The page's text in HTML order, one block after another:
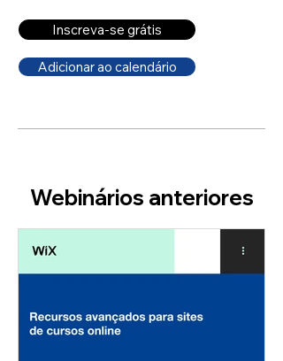
Adicionar ao calendário
Inscreva-se grátis
Webinários anteriores